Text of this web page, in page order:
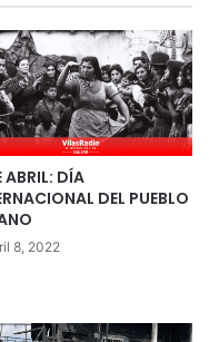
ABRIL: DÍA
DEL PUEBLO
8, 2022